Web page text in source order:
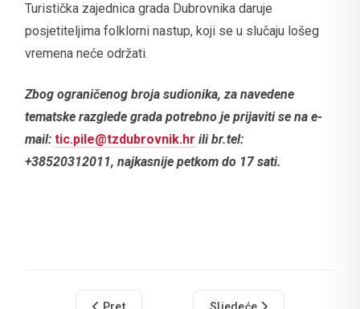
Turistička zajednica grada Dubrovnika daruje
posjetiteljima folklorni nastup, koji se u slučaju lošeg
vremena neće održati.
Zbog ograničenog broja sudionika, za navedene
tematske razglede grada potrebno je prijaviti se na e-
mail: tic.pile@tzdubrovnik.hr ili br.tel:
+38520312011, najkasnije petkom do 17 sati.
Prethodni članak: Besplatan posjet Lokrumu
Sljedeći članak: